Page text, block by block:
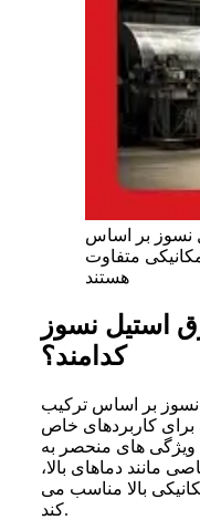
نسوز بر اساس
متفاوت
هستند
استیل نسوز
کدامند؟
نسوز بر اساس ترکیب
کاربردهای خاص
ویژگی های منحصر به
مانند دماهای بالا،
بالا مناسب می
کند.